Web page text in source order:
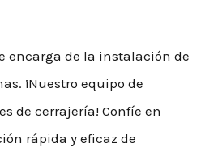
encarga de la instalación de
¡Nuestro equipo de
de cerrajería! Confíe en
rápida y eficaz de